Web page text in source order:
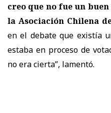
creo que no fue un
la Asociación Chilena
en el debate que existía
estaba en proceso de
no era cierta”, lamentó.